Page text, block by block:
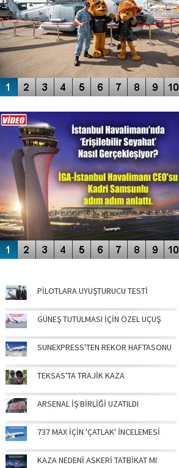
ENGELLERİN AŞILDIĞI HAVALİMANI
PİLOTLARA UYUŞTURUCU TESTİ
GÜNEŞ TUTULMASI İÇİN ÖZEL UÇUŞ
SUNEXPRESS'TEN REKOR HAFTASONU
TEKSAS'TA TRAJİK KAZA
ARSENAL İŞ BİRLİĞİ UZATILDI
737 MAX İÇİN 'ÇATLAK' İNCELEMESİ
KAZA NEDENİ ASKERİ TATBİKAT MI